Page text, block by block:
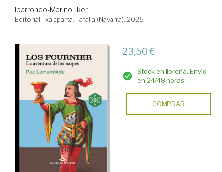
Ibarrondo-Merino, Iker
Editorial Txalaparta. Tafalla (Navarra), 2025
23,50 €
Stock en librería. Envío
en 24/48 horas
COMPRAR